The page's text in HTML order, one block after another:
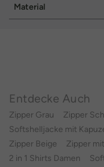
Material
Entdecke Auch
Zipper Grau Zipper
Softshelljacke mit
Zipper Beige
Zipper
2 in 1 Shirts Damen